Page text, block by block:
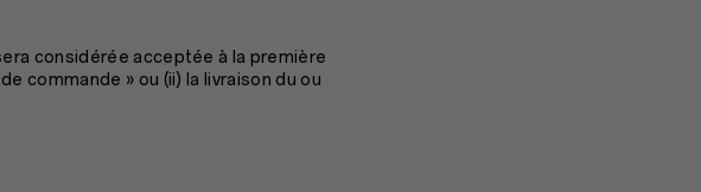
considérée acceptée à la première
commande » ou (ii) la livraison du ou